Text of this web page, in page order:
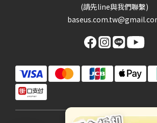
(請先line與我們聯繫)